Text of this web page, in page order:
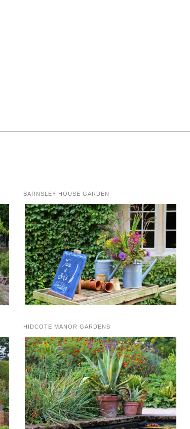
BARNSLEY HOUSE GARDEN
HIDCOTE MANOR GARDENS